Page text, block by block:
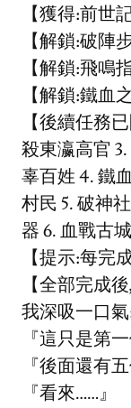
【獲得:前世
【解鎖:破陣
【解鎖:飛鳴
【解鎖:鐵血
【後續任務
殺東瀛高官
辜百姓 4. 鐵
村民 5. 破神
器 6. 血戰古
【提示:每完
【全部完成
我深吸一口
『這只是第
『後面還有
『看來……』